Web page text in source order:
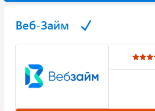
Веб-Займ